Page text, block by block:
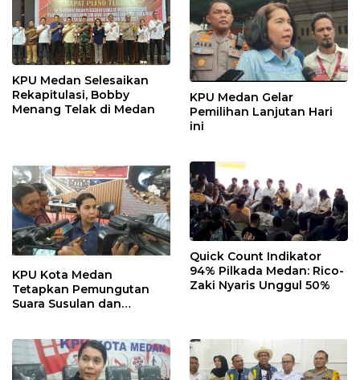
KPU Medan Selesaikan
Rekapitulasi, Bobby
Menang Telak di Medan
KPU Medan Gelar
Pemilihan Lanjutan Hari
ini
KPU Kota Medan
Tetapkan Pemungutan
Suara Susulan dan
Quick Count Indikator
94% Pilkada Medan: Rico-
Zaki Nyaris Unggul 50%